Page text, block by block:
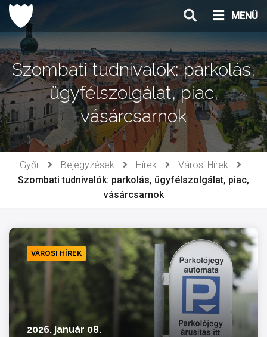
Ugrás
tartalomhoz
MENÜ
Szombati tudnivalók: parkolás,
ügyfélszolgálat, piac,
vásárcsarnok
Győr Bejegyzések Hírek
Városi Hírek
Szombati tudnivalók: parkolás, ügyfélszolgálat, piac,
vásárcsarnok
VÁROSI HÍREK
2026. január 08.